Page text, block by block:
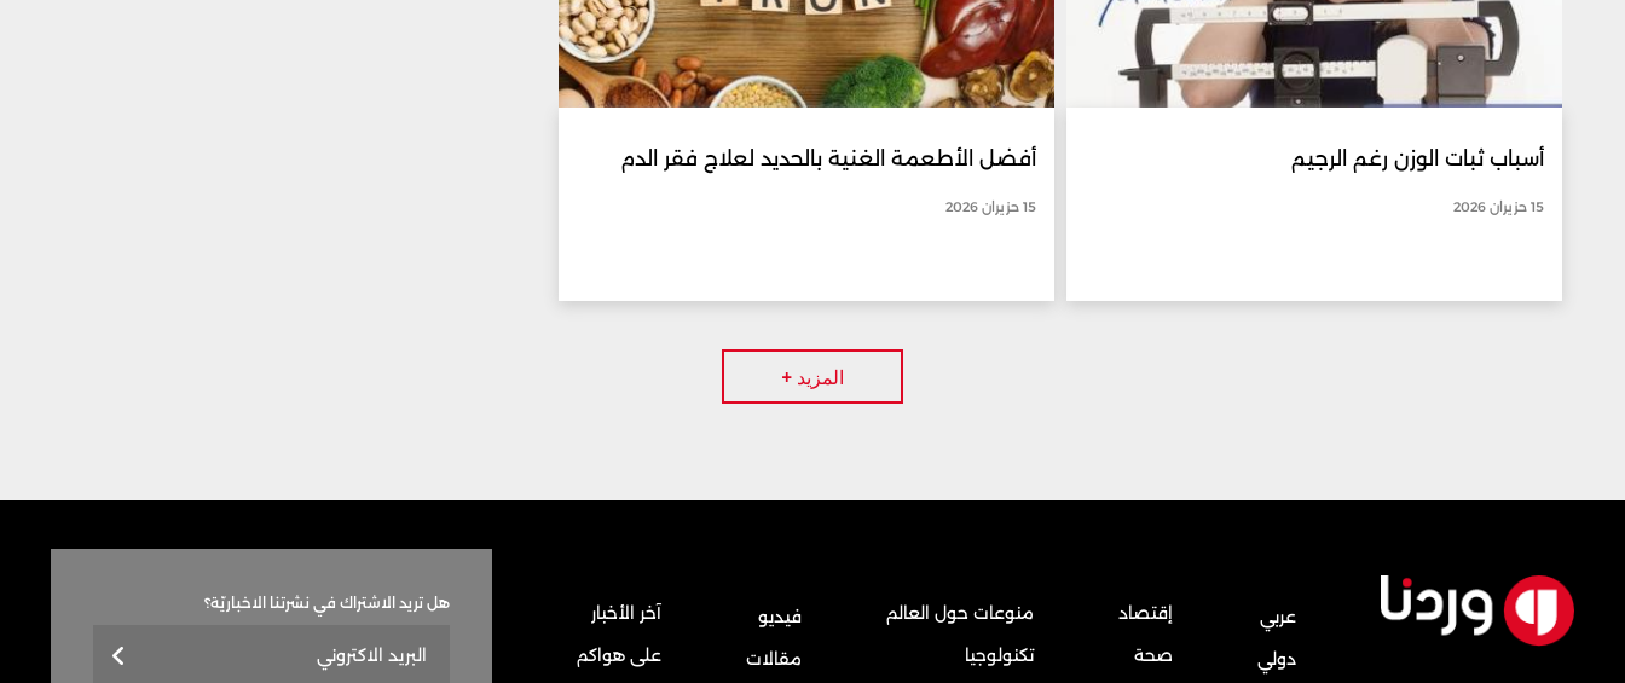
أسباب ثبات الوزن رغم الرجيم
15 حزيران 2026
أفضل الأطعمة الغنية بالحديد لعلاج فقر الدم
15 حزيران 2026
المزيد +
عربي
دولي
إقتصاد
صحة
منوعات حول العالم
تكنولوجيا
فيديو
مقالات
آخر الأخبار
على هواكم
هل تريد الاشتراك في نشرتنا الاخباريّة؟